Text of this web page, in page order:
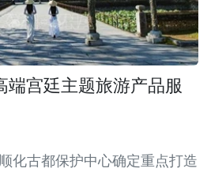
端宫廷主题旅游产品服
化古都保护中心确定重点打造